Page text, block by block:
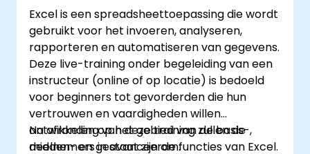
Taakautomatisering met behulp van
macros en VBA voor een efficiëntere
workflow.
Excel is een spreadsheettoepassing die wordt
gebruikt voor het invoeren, analyseren,
rapporteren en automatiseren van gegevens.
Deze live-training onder begeleiding van een
instructeur (online of op locatie) is bedoeld
voor beginners tot gevorderden die hun
vertrouwen en vaardigheden willen
ontwikkelen op het gebied van de basis-,
midden- en geavanceerde functies van Excel.
Na afronding van deze training zullen de
deelnemers in staat zijn om: